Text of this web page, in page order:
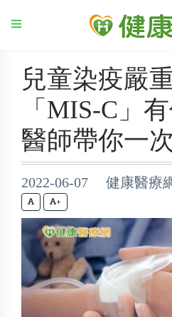
兒童染疫嚴
「MIS-C」
醫師帶你一
2022-06-07 健康醫療
+